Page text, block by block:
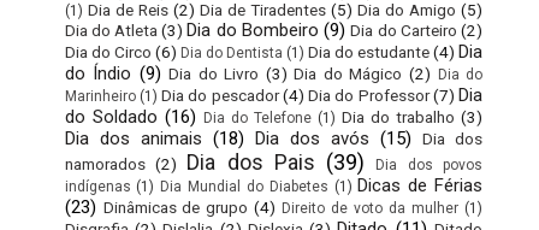
(1) Dia de Reis (2) Dia de Tiradentes (5) Dia do Amigo (5)
Dia do Atleta (3) Dia do Bombeiro (9) Dia do Carteiro (2)
Dia do Circo (6) Dia do Dentista (1) Dia do estudante(4) Dia
do Índio (9) Dia do Livro (3) Dia do Mágico (2) Dia do
Marinheiro (1) Dia do pescador (4) Dia do Professor (7) Dia
do Soldado (16) Dia do Telefone (1) Dia do trabalho (3)
Dia dos animais (18) Dia dos avós (15)
Dia dos
namorados (2) Dia dos Pais (39)
Dia dos povos
indígenas (1) Dia Mundial do Diabetes (1) Dicas de Férias
(23) Dinâmicas de grupo (4) Direito de voto da mulher (1)